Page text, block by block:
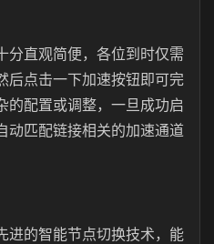
分直观简便，各位到时仅需
后点击一下加速按钮即可完
的配置或调整，一旦成功启
动匹配链接相关的加速通道
进的智能节点切换技术，能